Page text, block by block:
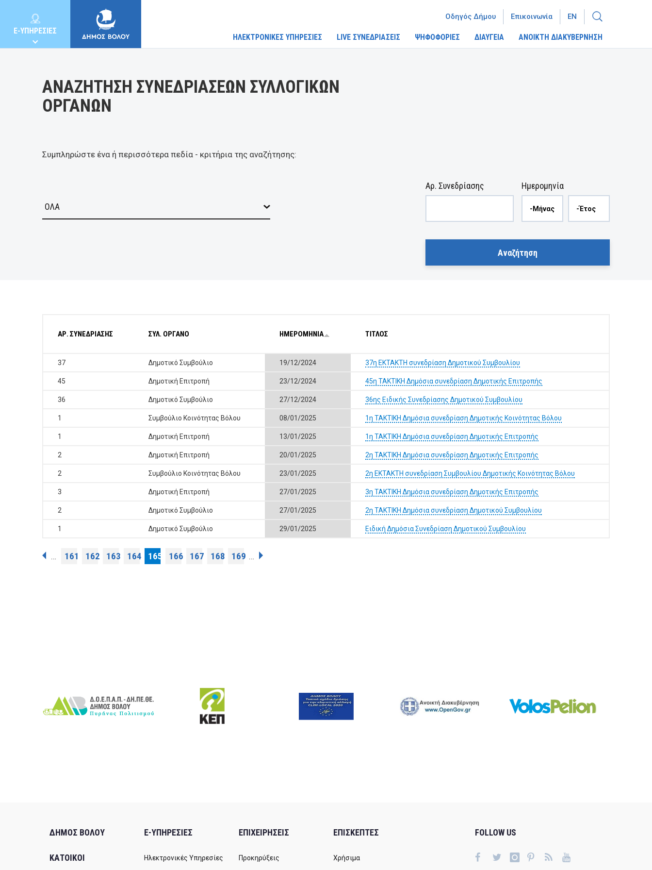
E-ΥΠΗΡΕΣΙΕΣ
ΕΠΙΧΕΙΡΗΣΕΙΣ
ΗΛΕΚΤΡΟΝΙΚΕΣ ΥΠΗΡΕΣΙΕΣ LIVE ΣΥΝΕΔΡΙΑΣΕΙΣ ΨΗΦΟΦΟΡΙΕΣ ΔΙΑΥΓΕΙΑ ΑΝΟΙΚΤΗ ΔΙΑΚΥΒΕΡΝΗΣΗ
Οδηγός Δήμου Επικοινωνία EN
ΑΝΑΖΗΤΗΣΗ ΣΥΝΕΔΡΙΑΣΕΩΝ ΣΥΛΛΟΓΙΚΩΝ
ΟΡΓΑΝΩΝ
Συμπληρώστε ένα ή περισσότερα πεδία - κριτήρια της αναζήτησης:
Ημερομηνία
Αρ. Συνεδρίασης
ΑΡ. ΣΥΝΕΔΡΙΑΣΗΣ ΣΥΛ. ΟΡΓΑΝΟ ΗΜΕΡΟΜΗΝΙΑ ΤΙΤΛΟΣ
37 Δημοτικό Συμβούλιο 19/12/2024 37η ΕΚΤΑΚΤΗ συνεδρίαση Δημοτικού Συμβουλίου
45 Δημοτική Επιτροπή 23/12/2024 45η ΤΑΚΤΙΚΗ Δημόσια συνεδρίαση Δημοτικής Επιτροπής
36 Δημοτικό Συμβούλιο 27/12/2024 36ης Ειδικής Συνεδρίασης Δημοτικού Συμβουλίου
1 Συμβούλιο Κοινότητας Βόλου 08/01/2025 1η ΤΑΚΤΙΚΗ Δημόσια συνεδρίαση Δημοτικής Κοινότητας Βόλου
1 Δημοτική Επιτροπή 13/01/2025 1η ΤΑΚΤΙΚΗ Δημόσια συνεδρίαση Δημοτικής Επιτροπής
2 Δημοτική Επιτροπή 20/01/2025 2η ΤΑΚΤΙΚΗ Δημόσια συνεδρίαση Δημοτικής Επιτροπής
2 Συμβούλιο Κοινότητας Βόλου 23/01/2025 2η ΕΚΤΑΚΤΗ συνεδρίαση Συμβουλίου Δημοτικής Κοινότητας Βόλου
3 Δημοτική Επιτροπή 27/01/2025 3η ΤΑΚΤΙΚΗ Δημόσια συνεδρίαση Δημοτικής Επιτροπής
2 Δημοτικό Συμβούλιο 27/01/2025 2η ΤΑΚΤΙΚΗ Δημόσια συνεδρίαση Δημοτικού Συμβουλίου
1 Δημοτικό Συμβούλιο 29/01/2025 Ειδική Δημόσια Συνεδρίαση Δημοτικού Συμβουλίου
Σελίδες
… 161 162 163 164 165 166 167 168 169 …
ΔΗΜΟΣ ΒΟΛΟΥ
ΚΑΤΟΙΚΟΙ
E-ΥΠΗΡΕΣΙΕΣ
Ηλεκτρονικές Υπηρεσίες
ΕΠΙΧΕΙΡΗΣΕΙΣ
Προκηρύξεις
ΕΠΙΣΚΕΠΤΕΣ
Χρήσιμα
FOLLOW US